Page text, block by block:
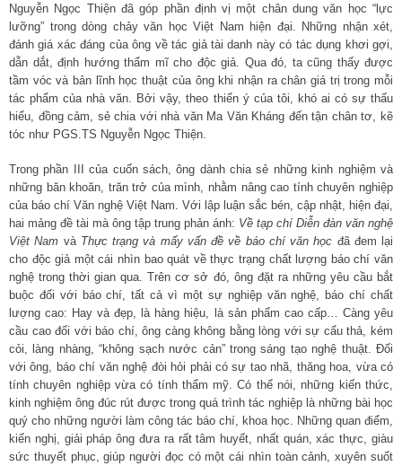
Nguyễn Ngọc Thiện đã góp phần định vị một chân dung văn học “lực
lưỡng” trong dòng chảy văn học Việt Nam hiện đại. Những nhận xét,
đánh giá xác đáng của ông về tác giả tài danh này có tác dụng khơi gợi,
dẫn dắt, định hướng thẩm mĩ cho độc giả. Qua đó, ta cũng thấy được
tầm vóc và bản lĩnh học thuật của ông khi nhận ra chân giá trị trong mỗi
tác phẩm của nhà văn. Bởi vậy, theo thiển ý của tôi, khó ai có sự thấu
hiểu, đồng cảm, sẻ chia với nhà văn Ma Văn Kháng đến tận chân tơ, kẽ
tóc như PGS.TS Nguyễn Ngọc Thiện.
Trong phần III của cuốn sách, ông dành chia sẻ những kinh nghiệm và
những băn khoăn, trăn trở của mình, nhằm nâng cao tính chuyên nghiệp
của báo chí Văn nghệ Việt Nam. Với lập luận sắc bén, cập nhật, hiện đại,
hai mảng đề tài mà ông tập trung phản ánh: Về tạp chí Diễn đàn văn nghệ
Việt Nam và Thực trạng và mấy vấn đề về báo chí văn học đã đem lại
cho độc giả một cái nhìn bao quát về thực trạng chất lượng báo chí văn
nghệ trong thời gian qua. Trên cơ sở đó, ông đặt ra những yêu cầu bắt
buộc đối với báo chí, tất cả vì một sự nghiệp văn nghệ, báo chí chất
lượng cao: Hay và đẹp, là hàng hiệu, là sản phẩm cao cấp… Càng yêu
cầu cao đối với báo chí, ông càng không bằng lòng với sự cẩu thả, kém
cỏi, làng nhàng, “không sạch nước cản” trong sáng tạo nghệ thuật. Đối
với ông, báo chí văn nghệ đòi hỏi phải có sự tao nhã, thăng hoa, vừa có
tính chuyên nghiệp vừa có tính thẩm mỹ. Có thể nói, những kiến thức,
kinh nghiệm ông đúc rút được trong quá trình tác nghiệp là những bài học
quý cho những người làm công tác báo chí, khoa học. Những quan điểm,
kiến nghị, giải pháp ông đưa ra rất tâm huyết, nhất quán, xác thực, giàu
sức thuyết phục, giúp người đọc có một cái nhìn toàn cảnh, xuyên suốt